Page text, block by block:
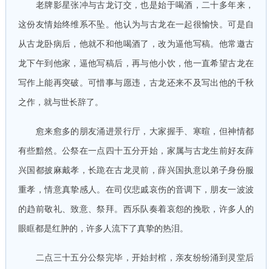
老牌影星张冲与古龙订交，也是始于喝酒，二十多年来，
这份友情始终维系不坠。他认为与古龙在一起很愉快。可是自
从古龙卧病后，他就不和他喝酒了，改为逼他写稿。他常邀古
龙下午到他家，逼他写稿后，再与他小饮，他一直希望古龙在
写作上能再突破。可惜事与愿违，古龙还来不及写出他的千秋
之作，就与世长辞了。
愈来愈多的朋友涌进景行厅，大家握手、寒暄，但神情都
有些黯然。公祭在一点四十五分开始，家属与古龙生前好友薛
兴国都披麻戴孝，长跪在古龙灵前，薛兴国执意以弟子身份服
重孝，情意真挚感人。在司仪悲戚哀伤的音调下，朋友一波波
的趋前敬礼、致意、祭拜。西乐队奏着哀怨的挽歌，许多人的
眼眶都是红肿的，许多人流下了真挚的热泪。
二点三十五分公祭完毕，开始封棺，亲友纷纷涌到灵堂后